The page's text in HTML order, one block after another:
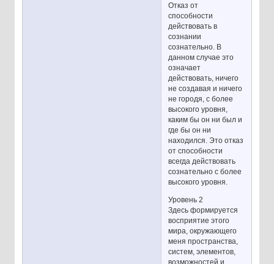
Отказ от
способности
действовать в
сознании
сознательно. В
данном случае это
означает
действовать, ничего
не создавая и ничего
не городя, с более
высокого уровня,
каким бы он ни был и
где бы он ни
находился. Это отказ
от способности
всегда действовать
сознательно с более
высокого уровня.
Уровень 2
Здесь формируется
восприятие этого
мира, окружающего
меня пространства,
систем, элементов,
возможностей и